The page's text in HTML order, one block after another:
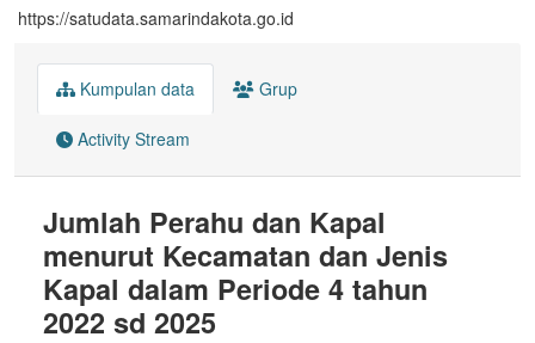
https://satudata.samarindakota.go.id
Kumpulan data Grup
Activity Stream
Jumlah Perahu dan Kapal
menurut Kecamatan dan Jenis
Kapal dalam Periode 4 tahun
2022 sd 2025